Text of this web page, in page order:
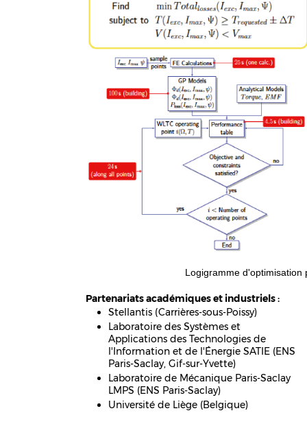
Logigramme d'optimisation
Partenariats académiques et industriels :
Stellantis (Carrières-sous-Poissy)
Laboratoire des Systèmes et
Applications des Technologies de
l'Information et de l'Énergie SATIE (ENS
Paris-Saclay, Gif-sur-Yvette)
Laboratoire de Mécanique Paris-Saclay
LMPS (ENS Paris-Saclay)
Université de Liège (Belgique)